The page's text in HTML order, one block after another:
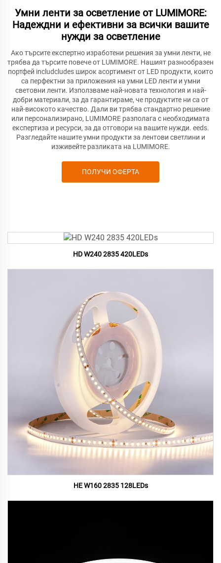
Умни ленти за осветление от LUMIMORE:
Надеждни и ефективни за всички вашите
нужди за осветление
Ако търсите експертно изработени решения за умни ленти, не
трябва да търсите повече от LUMIMORE. Нашият разнообразен
портфей includcludes широк асортимент от LED продукти, които
са перфектни за приложения на умни LED ленти и умни
световни ленти. Използваме най-новата технология и най-
добри материали, за да гарантираме, че продуктите ни са от
най-високото качество. Дали ви трябва стандартно решение
или персонализирано, LUMIMORE разполага с необходимата
експертиза и ресурси, за да отговори на вашите нужди. eeds.
Разгледайте нашите умни продукти за лентови светлини и
изживейте разликата на LUMIMORE.
ПОЛУЧИ ОФЕРТА
HD W240 2835 420LEDs
HE W160 2835 128LEDs